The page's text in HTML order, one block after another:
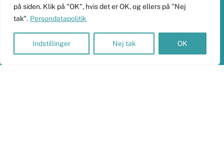
på siden. Klik på "OK", hvis det er OK, og ellers på "Nej
tak". Persondatapolitik
Indstillinger Nej tak OK
Top
KlimaHub
Langøvej 13, 5900 Rudkøbing
skrivtil@klimahub.dk